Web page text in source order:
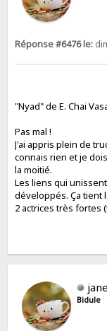
Réponse #6476 le:
"Nyad" de E. Chai
Pas mal !
J'ai appris plein de
connais rien et je
la moitié.
Les liens qui
développés. Ça tient
2 actrices très fortes
Bidule